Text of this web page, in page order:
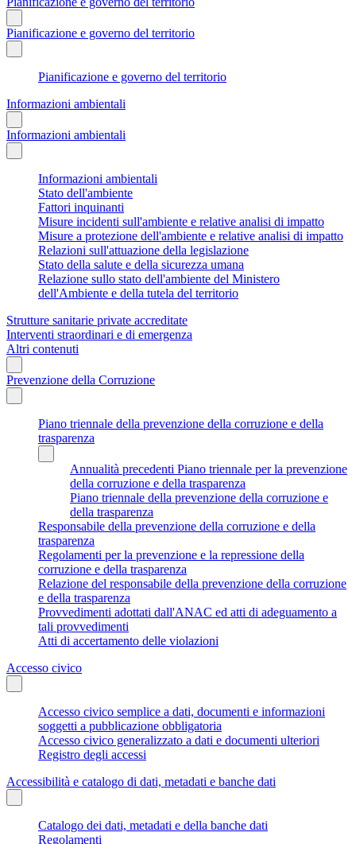
Pianificazione e governo del territorio
Pianificazione e governo del territorio
Informazioni ambientali
Informazioni ambientali
Informazioni ambientali
Stato dell'ambiente
Fattori inquinanti
Misure incidenti sull'ambiente e relative analisi di impatto
Misure a protezione dell'ambiente e relative analisi di impatto
Relazioni sull'attuazione della legislazione
Stato della salute e della sicurezza umana
Relazione sullo stato dell'ambiente del Ministero
dell'Ambiente e della tutela del territorio
Strutture sanitarie private accreditate
Interventi straordinari e di emergenza
Altri contenuti
Prevenzione della Corruzione
Piano triennale della prevenzione della corruzione e della
trasparenza
Annualità precedenti Piano triennale per la prevenzione
della corruzione e della trasparenza
Piano triennale della prevenzione della corruzione e
della trasparenza
Responsabile della prevenzione della corruzione e della
trasparenza
Regolamenti per la prevenzione e la repressione della
corruzione e della trasparenza
Relazione del responsabile della prevenzione della corruzione
e della trasparenza
Provvedimenti adottati dall'ANAC ed atti di adeguamento a
tali provvedimenti
Atti di accertamento delle violazioni
Accesso civico
Accesso civico semplice a dati, documenti e informazioni
soggetti a pubblicazione obbligatoria
Accesso civico generalizzato a dati e documenti ulteriori
Registro degli accessi
Accessibilità e catalogo di dati, metadati e banche dati
Catalogo dei dati, metadati e della banche dati
Regolamenti